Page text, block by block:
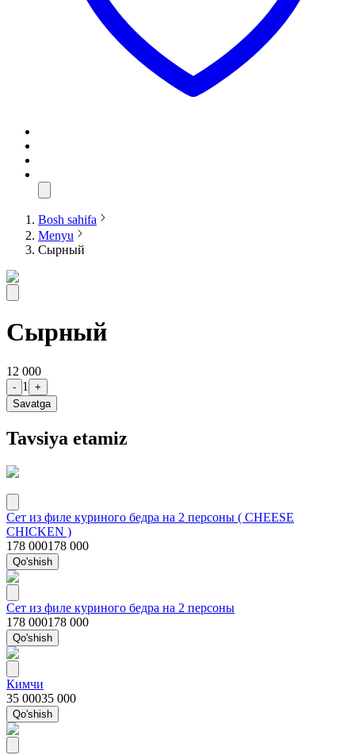
Bosh sahifa
Menyu
Сырный
Сырный
12 000
- 1
+
Savatga
Tavsiya etamiz
Сет из филе куриного бедра на 2 персоны ( CHEESE
CHICKEN )
178 000178 000
Qo'shish
Сет из филе куриного бедра на 2 персоны
178 000178 000
Qo'shish
Кимчи
35 00035 000
Qo'shish